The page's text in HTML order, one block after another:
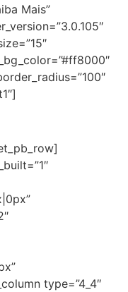
Mais”
type=”4_4″